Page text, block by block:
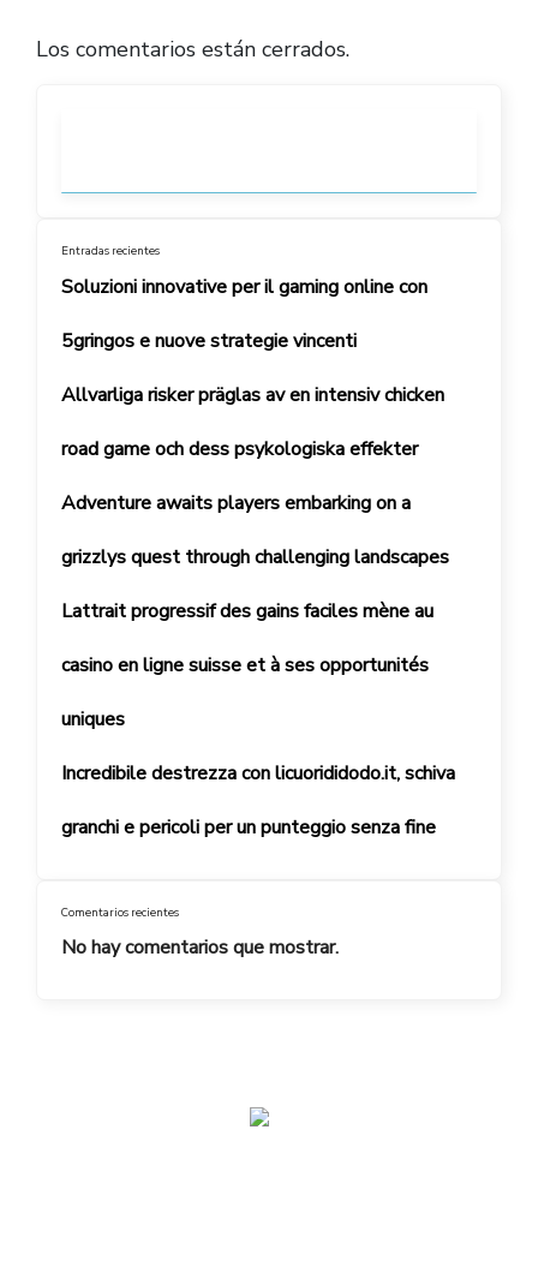
Los comentarios están cerrados.
Entradas recientes
Soluzioni innovative per il gaming online con
5gringos e nuove strategie vincenti
Allvarliga risker präglas av en intensiv chicken
road game och dess psykologiska effekter
Adventure awaits players embarking on a
grizzlys quest through challenging landscapes
Lattrait progressif des gains faciles mène au
casino en ligne suisse et à ses opportunités
uniques
Incredibile destrezza con licuorididodo.it, schiva
granchi e pericoli per un punteggio senza fine
Comentarios recientes
No hay comentarios que mostrar.